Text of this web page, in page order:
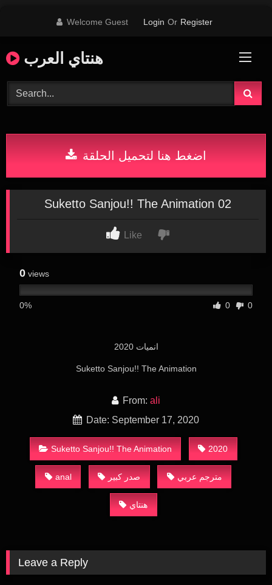
Welcome Guest Login Or Register
هنتاي العرب
اضغط هنا لتحميل الحلقة
Suketto Sanjou!! The Animation 02
Like
0 views
0% 0 0
انميات 2020
Suketto Sanjou!! The Animation
From: ali
Date: September 17, 2020
Suketto Sanjou!! The Animation 2020
anal صدر كبير مترجم عربي
هنتاي
Leave a Reply